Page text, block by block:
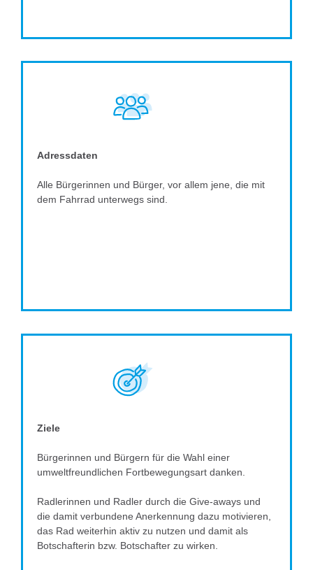
Adressdaten
Alle Bürgerinnen und Bürger, vor allem jene, die mit
dem Fahrrad unterwegs sind.
Ziele
Bürgerinnen und Bürgern für die Wahl einer
umweltfreundlichen Fortbewegungsart danken.
Radlerinnen und Radler durch die Give-aways und
die damit verbundene Anerkennung dazu motivieren,
das Rad weiterhin aktiv zu nutzen und damit als
Botschafterin bzw. Botschafter zu wirken.